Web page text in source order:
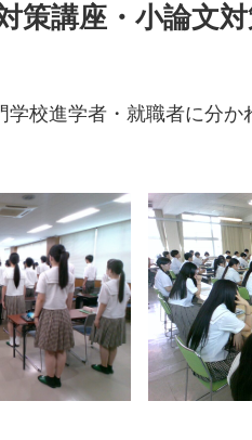
策講座・小論文
学校進学者・就職者に分